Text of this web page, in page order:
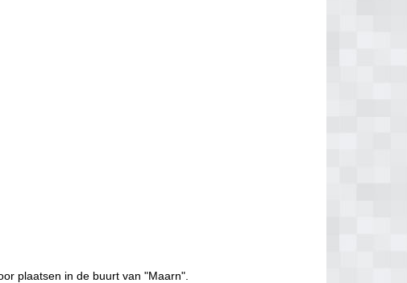
plaatsen in de buurt van "Maarn".